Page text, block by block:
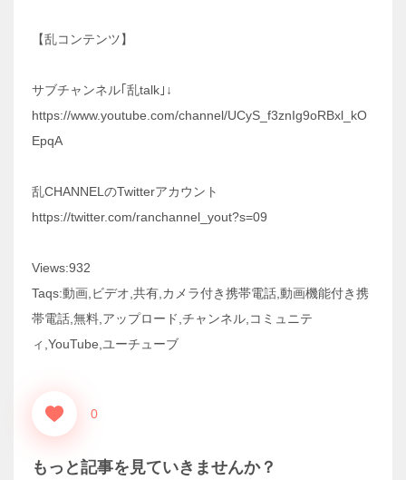
【乱コンテンツ】
サブチャンネル｢乱talk｣↓
https://www.youtube.com/channel/UCyS_f3znIg9oRBxl_kO
EpqA
乱CHANNELのTwitterアカウント
https://twitter.com/ranchannel_yout?s=09
Views:932
Taqs:動画,ビデオ,共有,カメラ付き携帯電話,動画機能付き携
帯電話,無料,アップロード,チャンネル,コミュニテ
ィ,YouTube,ユーチューブ
0
もっと記事を見ていきませんか？